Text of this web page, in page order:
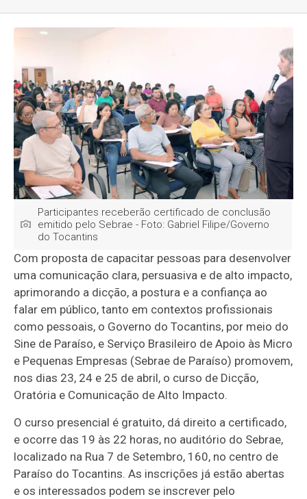
Participantes receberão certificado de conclusão
emitido pelo Sebrae - Foto: Gabriel Filipe/Governo
do Tocantins
Com proposta de capacitar pessoas para desenvolver
uma comunicação clara, persuasiva e de alto impacto,
aprimorando a dicção, a postura e a confiança ao
falar em público, tanto em contextos profissionais
como pessoais, o Governo do Tocantins, por meio do
Sine de Paraíso, e Serviço Brasileiro de Apoio às Micro
e Pequenas Empresas (Sebrae de Paraíso) promovem,
nos dias 23, 24 e 25 de abril, o curso de Dicção,
Oratória e Comunicação de Alto Impacto.
O curso presencial é gratuito, dá direito a certificado,
e ocorre das 19 às 22 horas, no auditório do Sebrae,
localizado na Rua 7 de Setembro, 160, no centro de
Paraíso do Tocantins. As inscrições já estão abertas
e os interessados podem se inscrever pelo